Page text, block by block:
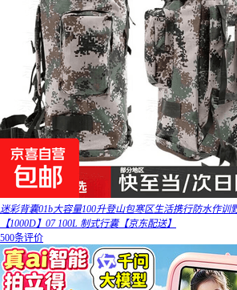
迷彩背囊01b大容量100升登山包寒区生活携行防水作训
【1000D】07 100L 制式行囊【京东配送】
500条评价